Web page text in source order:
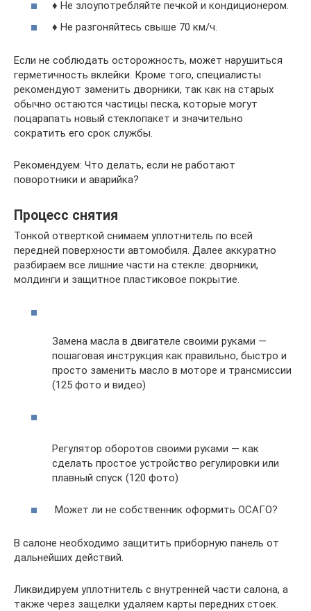
♦ Не злоупотребляйте печкой и кондиционером.
♦ Не разгоняйтесь свыше 70 км/ч.
Если не соблюдать осторожность, может нарушиться
герметичность вклейки. Кроме того, специалисты
рекомендуют заменить дворники, так как на старых
обычно остаются частицы песка, которые могут
поцарапать новый стеклопакет и значительно
сократить его срок службы.
Рекомендуем: Что делать, если не работают
поворотники и аварийка?
Процесс снятия
Тонкой отверткой снимаем уплотнитель по всей
передней поверхности автомобиля. Далее аккуратно
разбираем все лишние части на стекле: дворники,
молдинги и защитное пластиковое покрытие.
Замена масла в двигателе своими руками —
пошаговая инструкция как правильно, быстро и
просто заменить масло в моторе и трансмиссии
(125 фото и видео)
Регулятор оборотов своими руками — как
сделать простое устройство регулировки или
плавный спуск (120 фото)
Может ли не собственник оформить ОСАГО?
В салоне необходимо защитить приборную панель от
дальнейших действий.
Ликвидируем уплотнитель с внутренней части салона, а
также через защелки удаляем карты передних стоек.